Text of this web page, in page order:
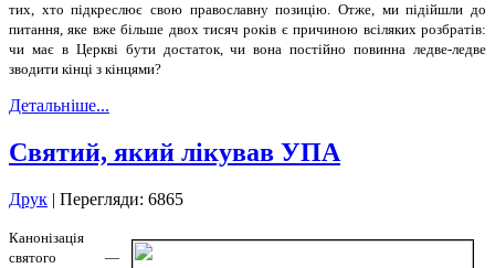
тих, хто підкреслює свою православну позицію. Отже, ми підійшли до
питання, яке вже більше двох тисяч років є причиною всіляких розбратів:
чи має в Церкві бути достаток, чи вона постійно повинна ледве-ледве
зводити кінці з кінцями?
Детальніше...
Святий, який лікував УПА
Друк | Перегляди: 6865
Канонізація
святого —